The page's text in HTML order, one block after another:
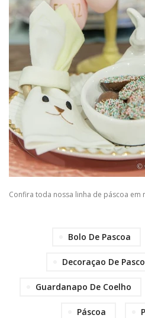
Confira toda nossa linha de páscoa em
Bolo De Pascoa
Decoraçao De
Guardanapo De Coelho
Páscoa